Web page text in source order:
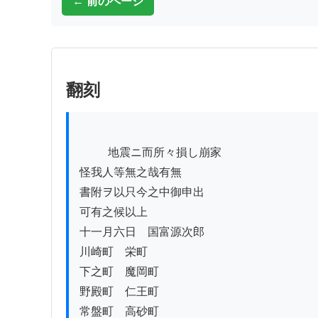
翻刻
怪我人等無之哉有無
書附ヲ以只今之中御申出
可有之候以上
十一月六日　国富源次郎
川崎町　栄町
下之町　魔岡町
野殿町　仁王町
常盤町　高砂町